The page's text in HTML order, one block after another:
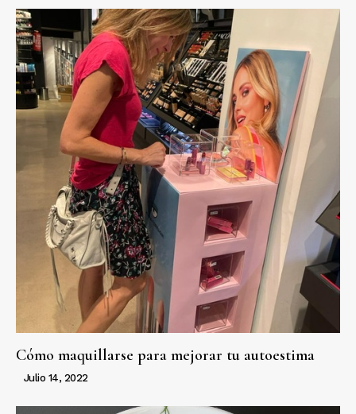
Cómo maquillarse para mejorar tu autoestima
Julio 14, 2022